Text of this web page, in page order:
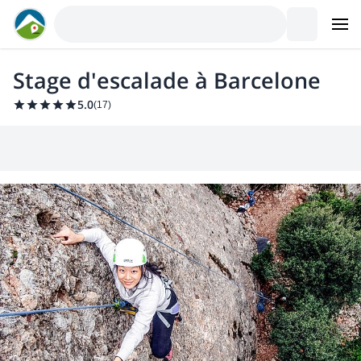
Stage d'escalade à Barcelone
5.0(17)